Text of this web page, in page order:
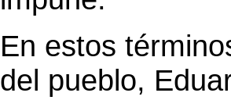
En estos
del pueblo,